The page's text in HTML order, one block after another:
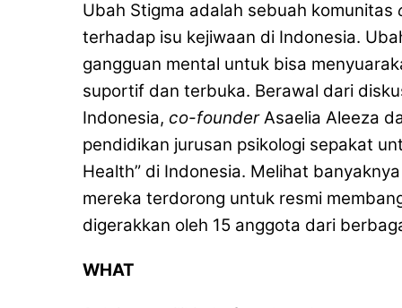
Ubah Stigma adalah sebuah komunitas
terhadap isu kejiwaan di Indonesia.
gangguan mental untuk bisa
suportif dan terbuka. Berawal dari
Indonesia, co-founderAsaelia Aleeza
pendidikan jurusan psikologi sepakat
Health” di Indonesia. Melihat
mereka terdorong untuk resmi
digerakkan oleh 15 anggota dari
WHAT